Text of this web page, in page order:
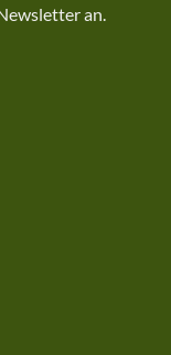
an.